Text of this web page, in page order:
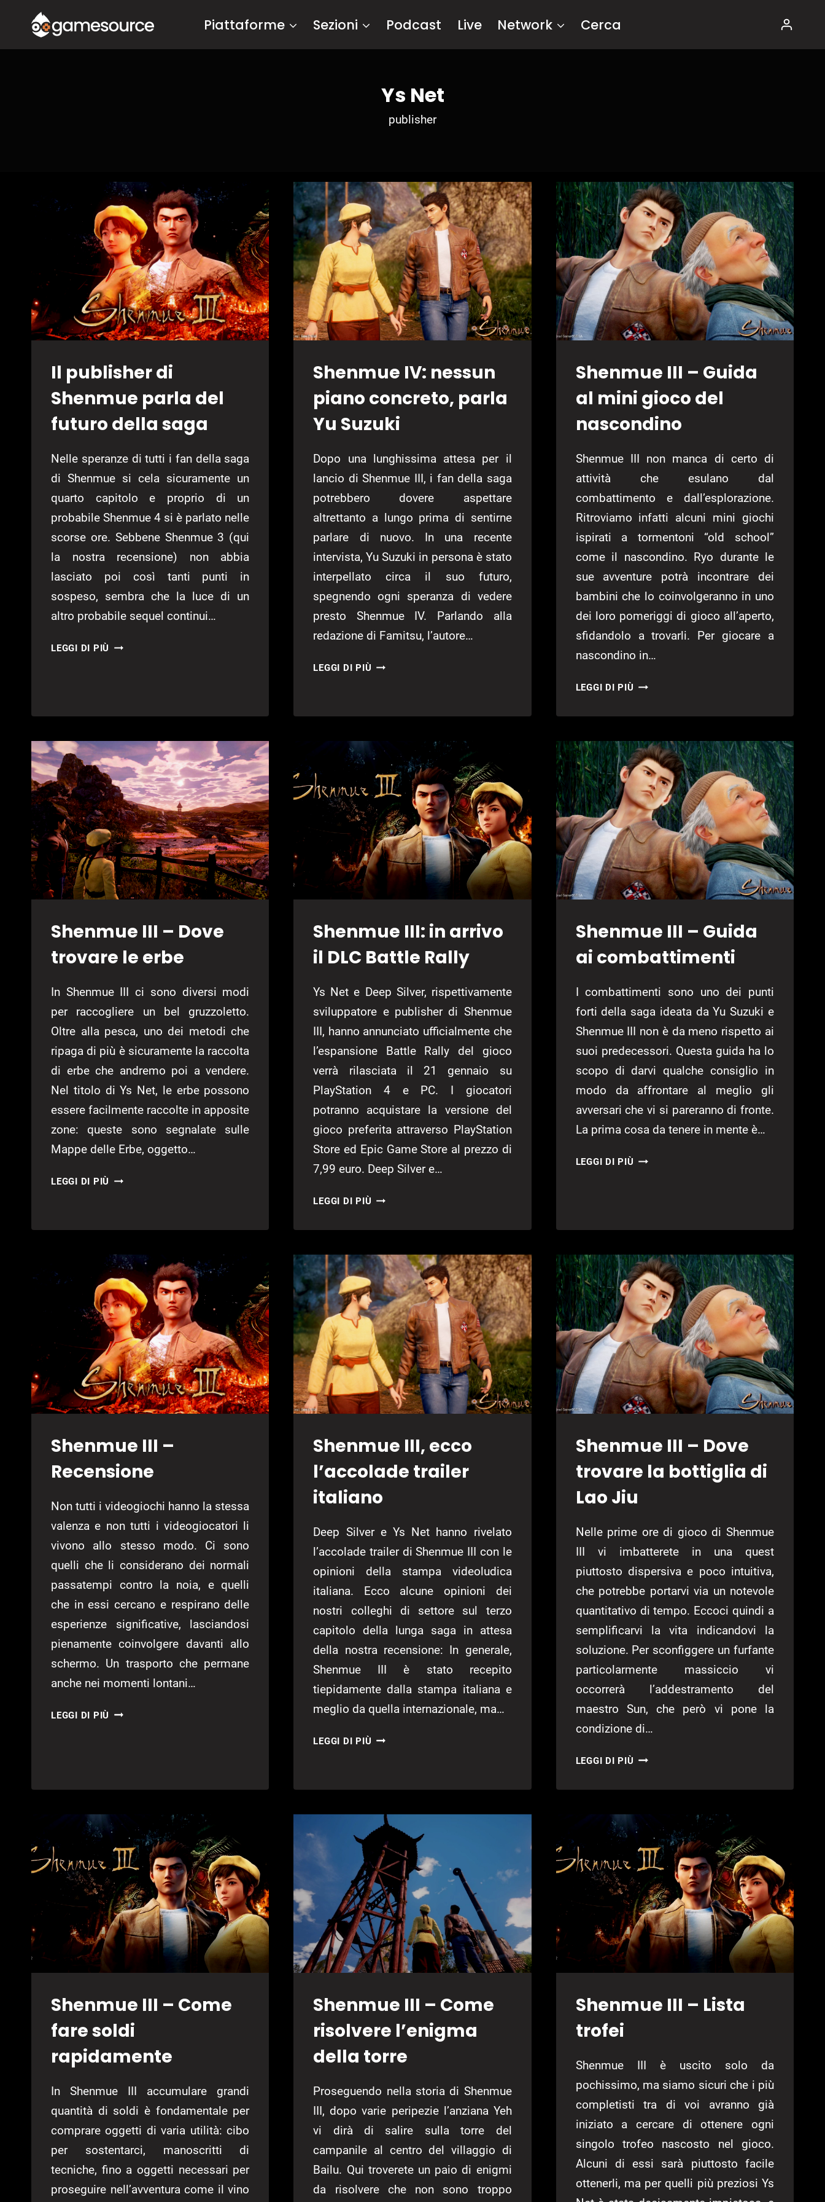
contenuto
Piattaforme Sezioni Podcast Live Network Cerca
Ys Net
publisher
Il publisher di
Shenmue parla del
futuro della saga
Nelle speranze di tutti i fan della saga
di Shenmue si cela sicuramente un
quarto capitolo e proprio di un
probabile Shenmue 4 si è parlato nelle
scorse ore. Sebbene Shenmue 3 (qui
la nostra recensione) non abbia
lasciato poi così tanti punti in
sospeso, sembra che la luce di un
altro probabile sequel continui…
LEGGI DI PIÙ IL
DELLA
SAGA
Shenmue IV: nessun
piano concreto, parla
Yu Suzuki
Dopo una lunghissima attesa per il
lancio di Shenmue III, i fan della saga
potrebbero dovere aspettare
altrettanto a lungo prima di sentirne
parlare di nuovo. In una recente
intervista, Yu Suzuki in persona è stato
interpellato circa il suo futuro,
spegnendo ogni speranza di vedere
presto Shenmue IV. Parlando alla
redazione di Famitsu, l’autore…
LEGGI DI PIÙ SHENMUE
YU
SUZUKI
Shenmue III – Guida
al mini gioco del
nascondino
Shenmue III non manca di certo di
attività che esulano dal
combattimento e dall’esplorazione.
Ritroviamo infatti alcuni mini giochi
ispirati a tormentoni “old school”
come il nascondino. Ryo durante le
sue avventure potrà incontrare dei
bambini che lo coinvolgeranno in uno
dei loro pomeriggi di gioco all’aperto,
sfidandolo a trovarli. Per giocare a
nascondino in…
LEGGI DI PIÙ SHENMUE
–
AL
MINI
GIOCO
DEL
NASCONDINO
Shenmue III – Dove
trovare le erbe
In Shenmue III ci sono diversi modi
per raccogliere un bel gruzzoletto.
Oltre alla pesca, uno dei metodi che
ripaga di più è sicuramente la raccolta
di erbe che andremo poi a vendere.
Nel titolo di Ys Net, le erbe possono
essere facilmente raccolte in apposite
zone: queste sono segnalate sulle
Mappe delle Erbe, oggetto…
LEGGI DI PIÙ SHENMUE
LE
ERBE
Shenmue III: in arrivo
il DLC Battle Rally
Ys Net e Deep Silver, rispettivamente
sviluppatore e publisher di Shenmue
III, hanno annunciato ufficialmente che
l’espansione Battle Rally del gioco
verrà rilasciata il 21 gennaio su
PlayStation 4 e PC. I giocatori
potranno acquistare la versione del
gioco preferita attraverso PlayStation
Store ed Epic Game Store al prezzo di
7,99 euro. Deep Silver e…
LEGGI DI PIÙ SHENMUE
IN
IL
DLC
BATTLE
RALLY
Shenmue III – Guida
ai combattimenti
I combattimenti sono uno dei punti
forti della saga ideata da Yu Suzuki e
Shenmue III non è da meno rispetto ai
suoi predecessori. Questa guida ha lo
scopo di darvi qualche consiglio in
modo da affrontare al meglio gli
avversari che vi si pareranno di fronte.
La prima cosa da tenere in mente è…
LEGGI DI PIÙ SHENMUE
Shenmue III –
Recensione
Non tutti i videogiochi hanno la stessa
valenza e non tutti i videogiocatori li
vivono allo stesso modo. Ci sono
quelli che li considerano dei normali
passatempi contro la noia, e quelli
che in essi cercano e respirano delle
esperienze significative, lasciandosi
pienamente coinvolgere davanti allo
schermo. Un trasporto che permane
anche nei momenti lontani…
LEGGI DI PIÙ SHENMUE
Shenmue III, ecco
l’accolade trailer
italiano
Deep Silver e Ys Net hanno rivelato
l’accolade trailer di Shenmue III con le
opinioni della stampa videoludica
italiana. Ecco alcune opinioni dei
nostri colleghi di settore sul terzo
capitolo della lunga saga in attesa
della nostra recensione: In generale,
Shenmue III è stato recepito
tiepidamente dalla stampa italiana e
meglio da quella internazionale, ma…
LEGGI DI PIÙ SHENMUE
ITALIANO
Shenmue III – Dove
trovare la bottiglia di
Lao Jiu
Nelle prime ore di gioco di Shenmue
III vi imbatterete in una quest
piuttosto dispersiva e poco intuitiva,
che potrebbe portarvi via un notevole
quantitativo di tempo. Eccoci quindi a
semplificarvi la vita indicandovi la
soluzione. Per sconfiggere un furfante
particolarmente massiccio vi
occorrerà l’addestramento del
maestro Sun, che però vi pone la
condizione di…
LEGGI DI PIÙ SHENMUE
–
LA
BOTTIGLIA
DI
LAO
JIU
Shenmue III – Come
fare soldi
rapidamente
In Shenmue III accumulare grandi
quantità di soldi è fondamentale per
comprare oggetti di varia utilità: cibo
per sostentarci, manoscritti di
tecniche, fino a oggetti necessari per
proseguire nell’avventura come il vino
Shenmue III – Come
risolvere l’enigma
della torre
Proseguendo nella storia di Shenmue
III, dopo varie peripezie l’anziana Yeh
vi dirà di salire sulla torre del
campanile al centro del villaggio di
Bailu. Qui troverete un paio di enigmi
da risolvere che non sono troppo
Shenmue III – Lista
trofei
Shenmue III è uscito solo da
pochissimo, ma siamo sicuri che i più
completisti tra di voi avranno già
iniziato a cercare di ottenere ogni
singolo trofeo nascosto nel gioco.
Alcuni di essi sarà piuttosto facile
ottenerli, ma per quelli più preziosi Ys